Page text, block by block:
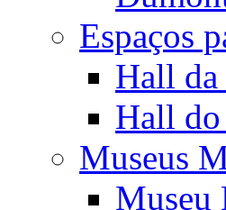
Espaços
Hall da
Hall
Museus
Museu